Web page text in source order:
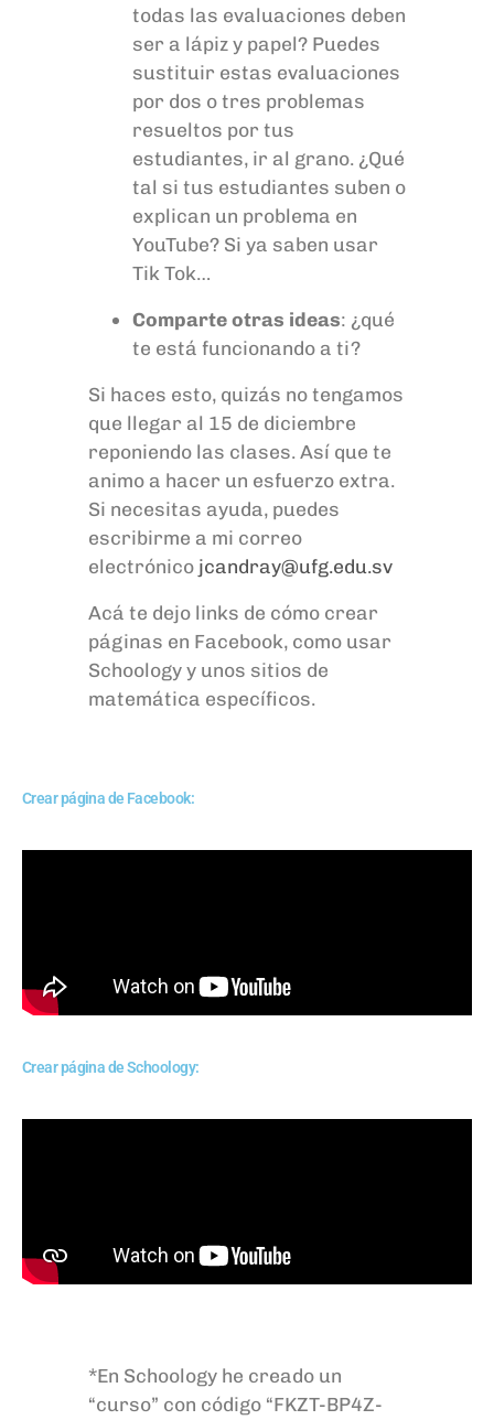
todas las evaluaciones deben
ser a lápiz y papel? Puedes
sustituir estas evaluaciones
por dos o tres problemas
resueltos por tus
estudiantes, ir al grano. ¿Qué
tal si tus estudiantes suben o
explican un problema en
YouTube? Si ya saben usar
Tik Tok…
Comparte otras ideas: ¿qué
te está funcionando a ti?
Si haces esto, quizás no tengamos
que llegar al 15 de diciembre
reponiendo las clases. Así que te
animo a hacer un esfuerzo extra.
Si necesitas ayuda, puedes
escribirme a mi correo
electrónico jcandray@ufg.edu.sv
Acá te dejo links de cómo crear
páginas en Facebook, como usar
Schoologyy unos sitios de
matemática específicos.
Crear página de Facebook:
Crear página de Schoology:
*En Schoology he creado un
“curso” con código “FKZT-BP4Z-